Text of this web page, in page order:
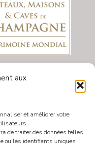
aux
et améliorer votre
de traiter des données telles
ou les identifiants uniques